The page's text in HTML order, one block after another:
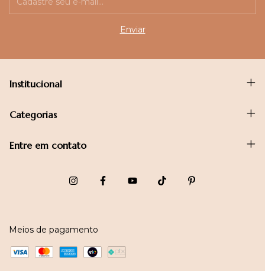
Institucional
Categorias
Entre em contato
Meios de pagamento